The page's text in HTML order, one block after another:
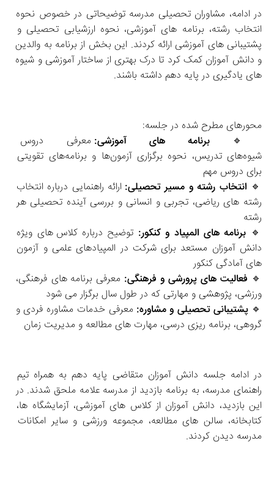
در ادامه، مشاوران تحصیلی مدرسه توضیحاتی در خصوص نحوه
انتخاب رشته، برنامه‌ های آموزشی، نحوه ارزشیابی تحصیلی و
پشتیبانی‌ های آموزشی ارائه کردند. این بخش از برنامه به والدین
و دانش‌ آموزان کمک کرد تا درک بهتری از ساختار آموزشی و شیوه‌
های یادگیری در پایه دهم داشته باشند.
محورهای مطرح‌ شده در جلسه:
🔹 برنامه‌ های آموزشی:
معرفی دروس
شیوه‌های تدریس، نحوه برگزاری آزمون‌ها و برنامه‌های تقویتی
برای دروس مهم
🔹 انتخاب رشته و مسیر تحصیلی: ارائه راهنمایی درباره انتخاب
رشته‌ های ریاضی، تجربی و انسانی و بررسی آینده تحصیلی هر
رشته
🔹 برنامه‌ های المپیاد و کنکور:
توضیح درباره کلاس‌ های ویژه
های آمادگی کنکور
🔹 فعالیت‌ های پرورشی و فرهنگی:
معرفی برنامه‌ های فرهنگی،
ورزشی، پژوهشی و مهارتی که در طول سال برگزار می‌ شود
🔹 پشتیبانی تحصیلی و مشاوره: معرفی خدمات مشاوره فردی و
گروهی، برنامه‌ ریزی درسی، مهارت‌ های مطالعه و مدیریت زمان
در ادامه جلسه دانش‌ آموزان متقاضی پایه دهم به همراه تیم
راهنمای مدرسه، به برنامه بازدید از مدرسه علامه ملحق شدند. در
این بازدید، دانش‌ آموزان از کلاس‌ های آموزشی، آزمایشگاه‌ ها،
کتابخانه، سالن‌ های مطالعه، مجموعه ورزشی و سایر امکانات
مدرسه دیدن کردند.